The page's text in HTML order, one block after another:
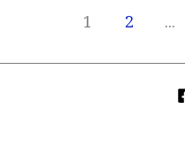
1 2 ...